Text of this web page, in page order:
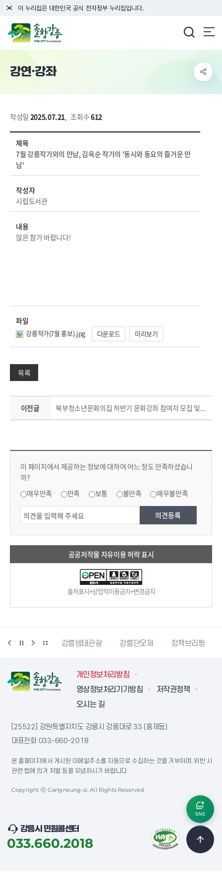
이 누리집은 대한민국 공식 전자정부 누리집입니다.
강연·강좌
작성일 2025.07.21, 조회수612
제목
7월 강릉작가와의 만남, 김옥순 작가의 '동시와 동요의 즐거운 만
남'
작성자
시립도서관
내용
많은 참가 바랍니다!
파일
강릉작가(7월 홍보).jpg 다운로드 미리보기
목록
이전글 북부청소년문화의집 하반기 문화강좌 참여자 모집 및 프로그램 안내
컨텐츠 만족도 조사 & 공공저작물 자유이용 허락 표시
이 페이지에서 제공하는 정보에 대하여 어느 정도 만족하셨습니
까?
매우만족 만족 보통 불만족 매우불만족
공공저작물 자유이용 허락 표시
출처표시+상업적이용금지+변경금지
동물사랑센터 강릉생태관광 강릉단오제 정책브리핑
개인정보처리방침
영상정보처리기기방침
저작권정책
오시는 길
[25522] 강원특별자치도 강릉시 강릉대로 33 (홍제동)
대표전화 033-660-2018
본 홈페이지에서 게시된 이메일주소를 자동으로 수집하는 것을 거부하며, 위반 시
관련 법에 의거 처벌 등을 유념하시기 바랍니다.
Copyright ⓒ Gangneung-si. All Rights Reserved.
강릉시 민원콜센터
033.660.2018
SNS